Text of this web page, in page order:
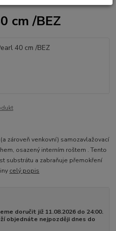
cm /BEZ
zároveň venkovní) samozavlažovací
osazený interním roštem . Tento
substrátu a zabraňuje přemokření
celý popis
doručit již 11.08.2026 do 24:00.
objednáte nejpozději dnes do